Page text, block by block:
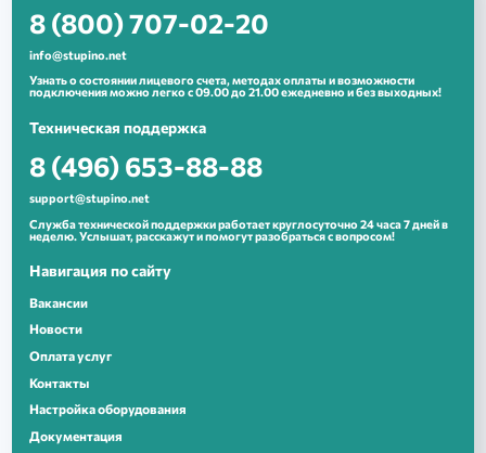
8 (800) 707-02-20
info@stupino.net
Узнать о состоянии лицевого счета, методах оплаты и возможности
подключения можно легко с 09.00 до 21.00 ежедневно и без выходных!
Техническая поддержка
8 (496) 653-88-88
support@stupino.net
Служба технической поддержки работает круглосуточно 24 часа 7 дней в
неделю. Услышат, расскажут и помогут разобраться с вопросом!
Навигация по сайту
Вакансии
Новости
Оплата услуг
Контакты
Настройка оборудования
Документация
Отправляя форму, я даю согласие
Отправить
Отправить